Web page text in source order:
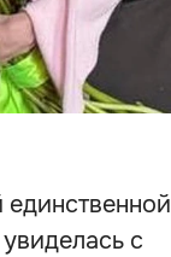
единственной
с